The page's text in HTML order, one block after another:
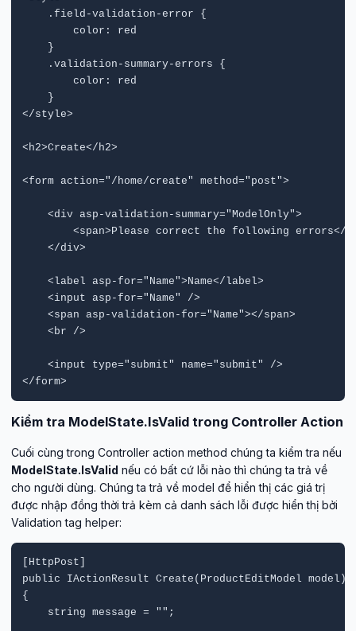
    .field-validation-error {
        color: red
    }
    .validation-summary-errors {
        color: red
    }
</style>
<h2>Create</h2>
<form action="/home/create" method="post">
    <div asp-validation-summary="ModelOnly">
<span>Please correct the following errors</
    </div>
    <label asp-for="Name">Name</label>
    <input asp-for="Name" />
    <span asp-validation-for="Name"></span>
    <br />
    <input type="submit" name="submit" />
</form>
Kiểm tra ModelState.IsValid trong Controller Action
Cuối cùng trong Controller action method chúng ta kiểm tra nếu
ModelState.IsValid nếu có bất cứ lỗi nào thì chúng ta trả về
cho người dùng. Chúng ta trả về model để hiển thị các giá trị
được nhập đồng thời trả kèm cả danh sách lỗi được hiển thị bởi
Validation tag helper:
[HttpPost]
public IActionResult Create(ProductEditModel model)
{
    string message = "";